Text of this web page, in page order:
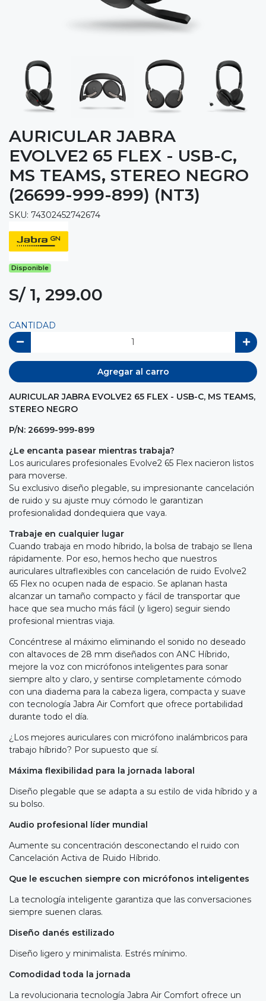
AURICULAR JABRA
EVOLVE2 65 FLEX - USB-C,
MS TEAMS, STEREO NEGRO
(26699-999-899) (NT3)
SKU: 74302452742674
Disponible
S/ 1, 299.00
CANTIDAD
Agregar al carro
AURICULAR JABRA EVOLVE2 65 FLEX - USB-C, MS TEAMS,
STEREO NEGRO
P/N: 26699-999-899
¿Le encanta pasear mientras trabaja?
Los auriculares profesionales Evolve2 65 Flex nacieron listos
para moverse.
Su exclusivo diseño plegable, su impresionante cancelación
de ruido y su ajuste muy cómodo le garantizan
profesionalidad dondequiera que vaya.
Trabaje en cualquier lugar
Cuando trabaja en modo híbrido, la bolsa de trabajo se llena
rápidamente. Por eso, hemos hecho que nuestros
auriculares ultraflexibles con cancelación de ruido Evolve2
65 Flex no ocupen nada de espacio. Se aplanan hasta
alcanzar un tamaño compacto y fácil de transportar que
hace que sea mucho más fácil (y ligero) seguir siendo
profesional mientras viaja.
Concéntrese al máximo eliminando el sonido no deseado
con altavoces de 28 mm diseñados con ANC Híbrido,
mejore la voz con micrófonos inteligentes para sonar
siempre alto y claro, y sentirse completamente cómodo
con una diadema para la cabeza ligera, compacta y suave
con tecnología Jabra Air Comfort que ofrece portabilidad
durante todo el día.
¿Los mejores auriculares con micrófono inalámbricos para
trabajo híbrido? Por supuesto que sí.
Máxima flexibilidad para la jornada laboral
Diseño plegable que se adapta a su estilo de vida híbrido y a
su bolso.
Audio profesional líder mundial
Aumente su concentración desconectando el ruido con
Cancelación Activa de Ruido Híbrido.
Que le escuchen siempre con micrófonos inteligentes
La tecnología inteligente garantiza que las conversaciones
siempre suenen claras.
Diseño danés estilizado
Diseño ligero y minimalista. Estrés mínimo.
Comodidad toda la jornada
La revolucionaria tecnología Jabra Air Comfort ofrece un